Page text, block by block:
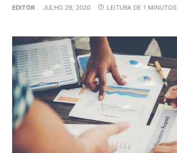
EDITOR JULHO 29, 2020 LEITURA DE 1 MINUTOS